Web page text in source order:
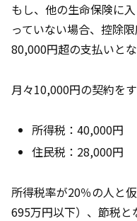
もし、他の生命保険に
っていない場合、控除
80,000円超の支払いとな
月々10,000円の契約を
所得税：40,000円
住民税：28,000円
所得税率が20％の人と
695万円以下）、節税と